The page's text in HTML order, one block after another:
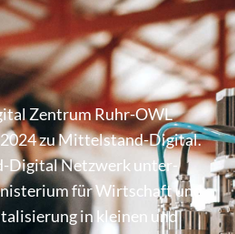
Zentrum Ruhr-OWL
zu Mittel­stand-Digital.
Digital Netzwerk unter­
für Wirt­schaft und
in kleinen und